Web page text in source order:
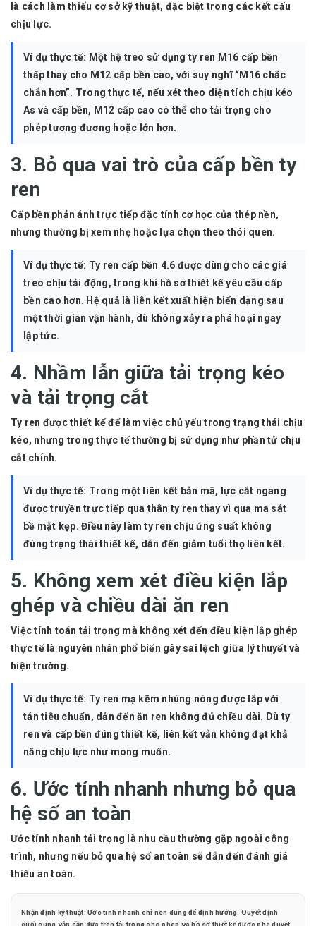
là cách làm thiếu cơ sở kỹ thuật, đặc biệt trong các kết cấu
chịu lực.
Ví dụ thực tế: Một hệ treo sử dụng ty ren M16 cấp bền
thấp thay cho M12 cấp bền cao, với suy nghĩ “M16 chắc
chắn hơn”. Trong thực tế, nếu xét theo diện tích chịu kéo
As và cấp bền, M12 cấp cao có thể cho tải trọng cho
phép tương đương hoặc lớn hơn.
3. Bỏ qua vai trò của cấp bền ty
ren
Cấp bền phản ánh trực tiếp đặc tính cơ học của thép nền,
nhưng thường bị xem nhẹ hoặc lựa chọn theo thói quen.
Ví dụ thực tế: Ty ren cấp bền 4.6 được dùng cho các giá
treo chịu tải động, trong khi hồ sơ thiết kế yêu cầu cấp
bền cao hơn. Hệ quả là liên kết xuất hiện biến dạng sau
một thời gian vận hành, dù không xảy ra phá hoại ngay
lập tức.
4. Nhầm lẫn giữa tải trọng kéo
và tải trọng cắt
Ty ren được thiết kế để làm việc chủ yếu trong trạng thái chịu
kéo, nhưng trong thực tế thường bị sử dụng như phần tử chịu
cắt chính.
Ví dụ thực tế: Trong một liên kết bản mã, lực cắt ngang
được truyền trực tiếp qua thân ty ren thay vì qua ma sát
bề mặt kẹp. Điều này làm ty ren chịu ứng suất không
đúng trạng thái thiết kế, dẫn đến giảm tuổi thọ liên kết.
5. Không xem xét điều kiện lắp
ghép và chiều dài ăn ren
Việc tính toán tải trọng mà không xét đến điều kiện lắp ghép
thực tế là nguyên nhân phổ biến gây sai lệch giữa lý thuyết và
hiện trường.
Ví dụ thực tế: Ty ren mạ kẽm nhúng nóng được lắp với
tán tiêu chuẩn, dẫn đến ăn ren không đủ chiều dài. Dù ty
ren và cấp bền đúng thiết kế, liên kết vẫn không đạt khả
năng chịu lực như mong muốn.
6. Ước tính nhanh nhưng bỏ qua
hệ số an toàn
Ước tính nhanh tải trọng là nhu cầu thường gặp ngoài công
trình, nhưng nếu bỏ qua hệ số an toàn sẽ dẫn đến đánh giá
thiếu an toàn.
Nhận định kỹ thuật: Ước tính nhanh chỉ nên dùng để định hướng. Quyết định
cuối cùng vẫn cần dựa trên tải trọng cho phép và hồ sơ thiết kế được phê duyệt.